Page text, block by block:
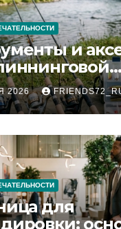
и
2026
для